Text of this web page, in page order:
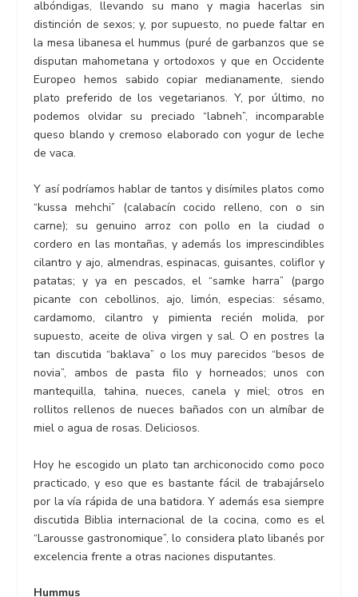
albóndigas, llevando su mano y magia hacerlas sin
distinción de sexos; y, por supuesto, no puede faltar en
la mesa libanesa el hummus (puré de garbanzos que se
disputan mahometana y ortodoxos y que en Occidente
Europeo hemos sabido copiar medianamente, siendo
plato preferido de los vegetarianos. Y, por último, no
podemos olvidar su preciado “labneh”, incomparable
queso blando y cremoso elaborado con yogur de leche
de vaca.
Y así podríamos hablar de tantos y disímiles platos como
“kussa mehchi” (calabacín cocido relleno, con o sin
carne); su genuino arroz con pollo en la ciudad o
cordero en las montañas, y además los imprescindibles
cilantro y ajo, almendras, espinacas, guisantes, coliflor y
patatas; y ya en pescados, el “samke harra” (pargo
picante con cebollinos, ajo, limón, especias: sésamo,
cardamomo, cilantro y pimienta recién molida, por
supuesto, aceite de oliva virgen y sal. O en postres la
tan discutida “baklava” o los muy parecidos “besos de
novia”, ambos de pasta filo y horneados; unos con
mantequilla, tahina, nueces, canela y miel; otros en
rollitos rellenos de nueces bañados con un almíbar de
miel o agua de rosas. Deliciosos.
Hoy he escogido un plato tan archiconocido como poco
practicado, y eso que es bastante fácil de trabajárselo
por la vía rápida de una batidora. Y además esa siempre
discutida Biblia internacional de la cocina, como es el
“Larousse gastronomique”, lo considera plato libanés por
excelencia frente a otras naciones disputantes.
Hummus